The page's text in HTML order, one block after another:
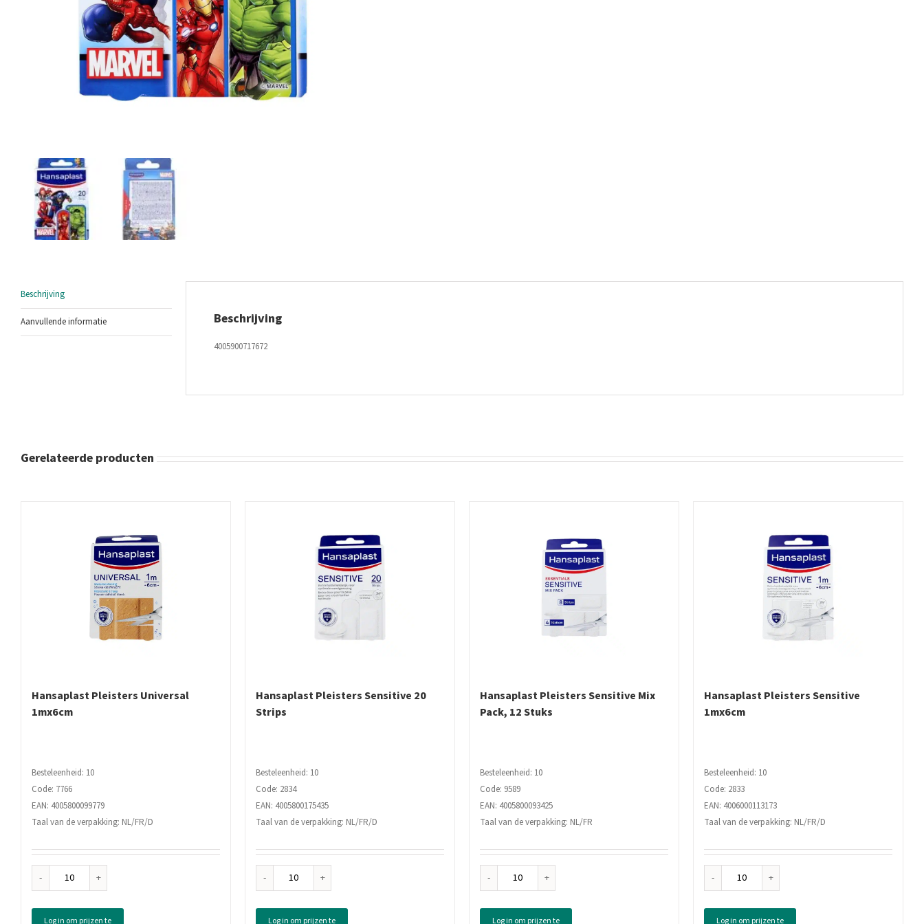
Beschrijving
Aanvullende informatie Beschrijving
4005900717672
Gerelateerde producten
Hansaplast Pleisters Universal
1mx6cm
Besteleenheid: 10
Code: 7766
EAN: 4005800099779
Taal van de verpakking: NL/FR/D
Hansaplast
Universal
Log in om prijzen te
Hansaplast Pleisters Sensitive 20
Strips
Besteleenheid: 10
Code: 2834
EAN: 4005800175435
Taal van de verpakking: NL/FR/D
Hansaplast
Sensitive
Log in om prijzen te
Hansaplast Pleisters Sensitive Mix
Pack, 12 Stuks
Besteleenheid: 10
Code: 9589
EAN: 4005800093425
Taal van de verpakking: NL/FR
Hansaplast
Sensitive
Log in om prijzen te
Hansaplast Pleisters Sensitive
1mx6cm
Besteleenheid: 10
Code: 2833
EAN: 4006000113173
Taal van de verpakking: NL/FR/D
Hansaplast
Sensitive
Log in om prijzen te